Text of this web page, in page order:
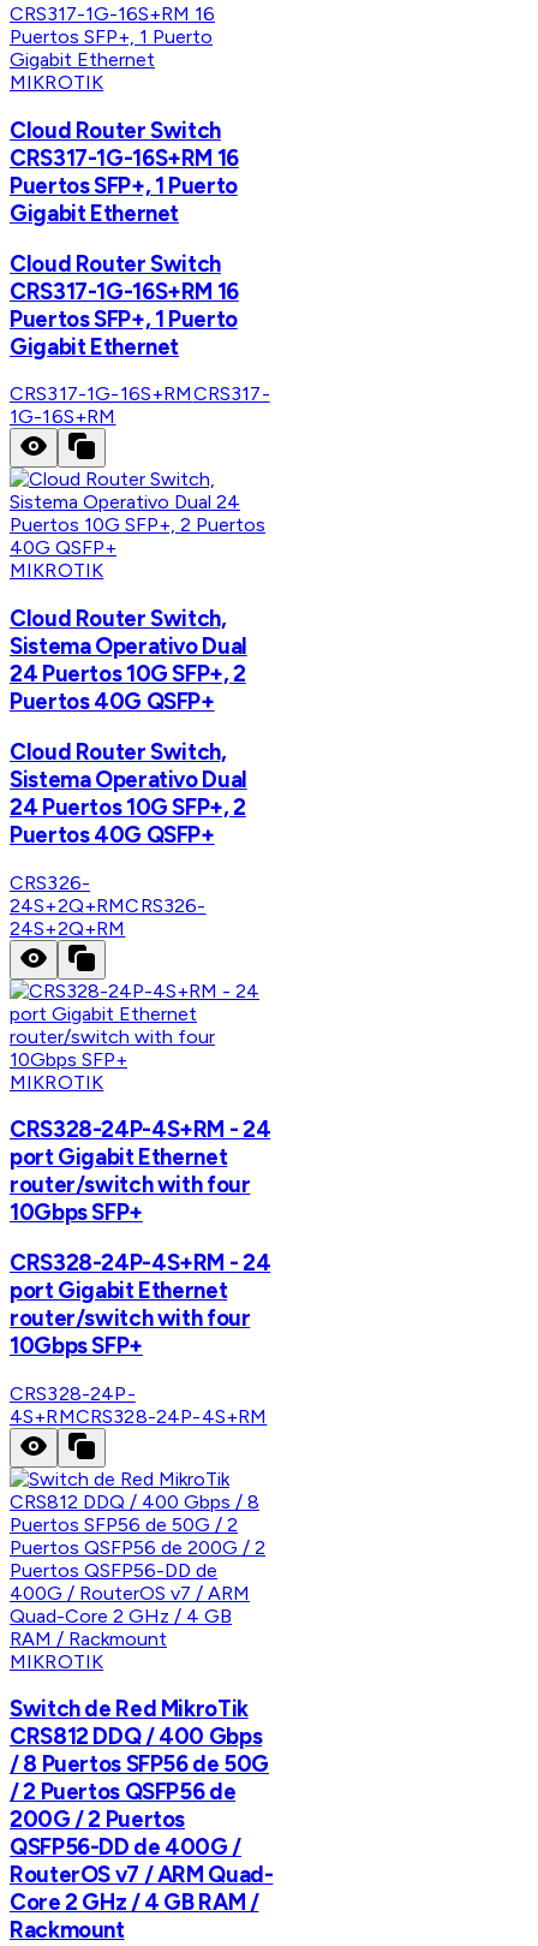
MIKROTIK
Cloud Router Switch
CRS317-1G-16S+RM 16
Puertos SFP+, 1 Puerto
Gigabit Ethernet
Cloud Router Switch
CRS317-1G-16S+RM 16
Puertos SFP+, 1 Puerto
Gigabit Ethernet
CRS317-1G-16S+RMCRS317-
1G-16S+RM
MIKROTIK
Cloud Router Switch,
Sistema Operativo Dual
24 Puertos 10G SFP+, 2
Puertos 40G QSFP+
Cloud Router Switch,
Sistema Operativo Dual
24 Puertos 10G SFP+, 2
Puertos 40G QSFP+
CRS326-
24S+2Q+RMCRS326-
24S+2Q+RM
MIKROTIK
CRS328-24P-4S+RM - 24
port Gigabit Ethernet
router/switch with four
10Gbps SFP+
CRS328-24P-4S+RM - 24
port Gigabit Ethernet
router/switch with four
10Gbps SFP+
CRS328-24P-
4S+RMCRS328-24P-4S+RM
MIKROTIK
Switch de Red MikroTik
CRS812 DDQ / 400 Gbps
/ 8 Puertos SFP56 de 50G
/ 2 Puertos QSFP56 de
200G / 2 Puertos
QSFP56-DD de 400G /
RouterOS v7 / ARM Quad-
Core 2 GHz / 4 GB RAM /
Rackmount